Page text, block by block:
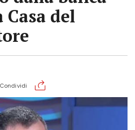
del
Condividi